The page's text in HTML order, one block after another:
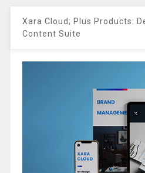
Xara Cloud; Plus Products:
Content Suite